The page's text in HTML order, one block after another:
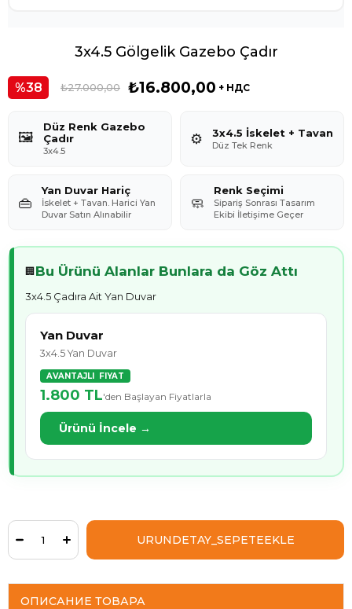
3x4.5 Gölgelik Gazebo Çadır
38 ₺27.000,00 ₺16.800,00 + НДС
🖼️
Düz Renk Gazebo
Çadır
3x4.5
⚙️ 3x4.5 İskelet + Tavan
Düz Tek Renk
👜
Yan Duvar Hariç
İskelet + Tavan. Harici Yan
Duvar Satın Alınabilir
🧼
Renk Seçimi
Sipariş Sonrası Tasarım
Ekibi İletişime Geçer
🏢Bu Ürünü Alanlar Bunlara da Göz Attı
3x4.5 Çadıra Ait Yan Duvar
Yan Duvar
3x4.5 Yan Duvar
AVANTAJLI FIYAT
1.800 TL'den Başlayan Fiyatlarla
Ürünü İncele →
ОПИСАНИЕ ТОВАРА